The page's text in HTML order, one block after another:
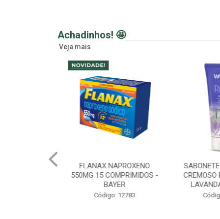
Achadinhos! 🤩
Veja mais
FLANAX NAPROXENO
550MG 15 COMPRIMIDOS -
BAYER
Código: 12783
CREMOSO